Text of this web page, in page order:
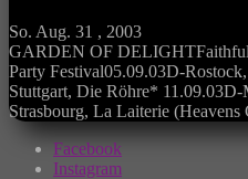
So. Aug. 31 , 2003
GARDEN OF DELIGHTFaithful
Party Festival05.09.03D-
Stuttgart, Die Röhre*
Strasbourg, La Laiterie
Facebook
Instagram